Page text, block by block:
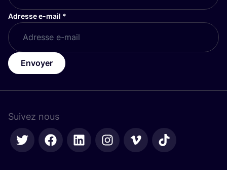
Adresse e-mail *
Envoyer
Suivez nous